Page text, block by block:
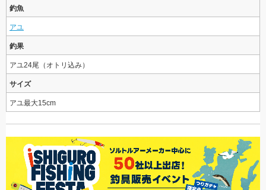
釣魚
アユ
釣果
アユ24尾（オトリ込み）
サイズ
アユ最大15cm